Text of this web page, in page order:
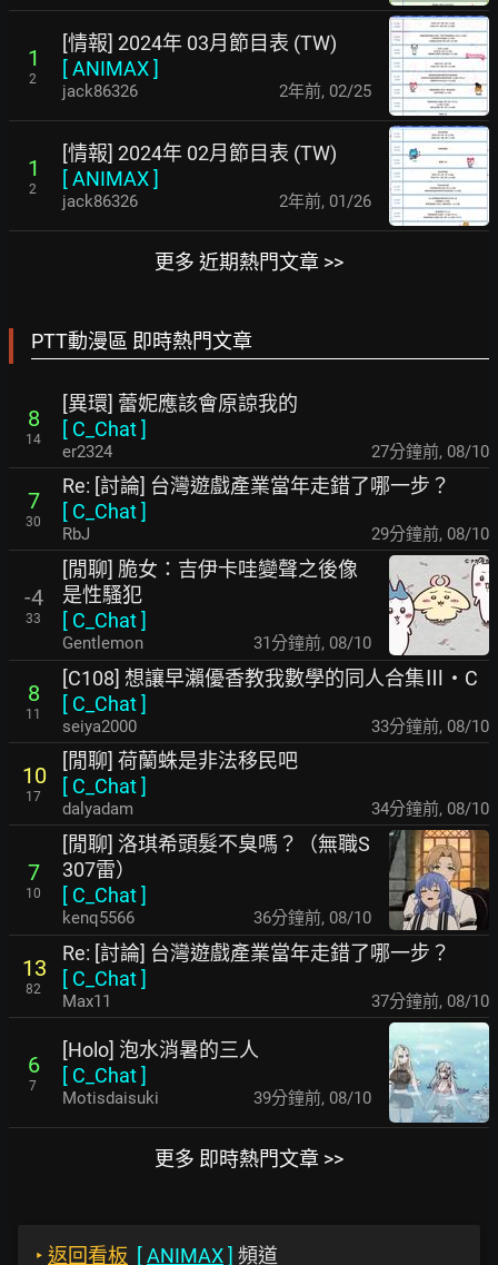
1
2
[情報] 2024年 03月節目表 (TW)
[ANIMAX]
jack86326 2年前, 02/25
1
2
[情報] 2024年 02月節目表 (TW)
[ANIMAX]
jack86326 2年前, 01/26
更多 近期熱門文章 >>
PTT動漫區 即時熱門文章
8
14
[異環] 蕾妮應該會原諒我的
[ C_Chat]
er2324 27分鐘前, 08/10
7
30
Re: [討論] 台灣遊戲產業當年走錯了哪一步？
[ C_Chat]
RbJ 29分鐘前, 08/10
-4
33
[閒聊] 脆女：吉伊卡哇變聲之後像
是性騷犯
[ C_Chat]
Gentlemon 31分鐘前, 08/10
8
11
[C108] 想讓早瀨優香教我數學的同人合集Ⅲ・C
[ C_Chat]
seiya2000 33分鐘前, 08/10
10
17
[閒聊] 荷蘭蛛是非法移民吧
[ C_Chat]
dalyadam 34分鐘前, 08/10
7
10
[閒聊] 洛琪希頭髮不臭嗎？（無職S
307雷）
[ C_Chat]
kenq5566 36分鐘前, 08/10
13
82
Re: [討論] 台灣遊戲產業當年走錯了哪一步？
[ C_Chat]
Max11 37分鐘前, 08/10
6
7
[Holo] 泡水消暑的三人
[ C_Chat]
Motisdaisuki 39分鐘前, 08/10
更多 即時熱門文章 >>
‣ 返回看板 [ANIMAX] 頻道